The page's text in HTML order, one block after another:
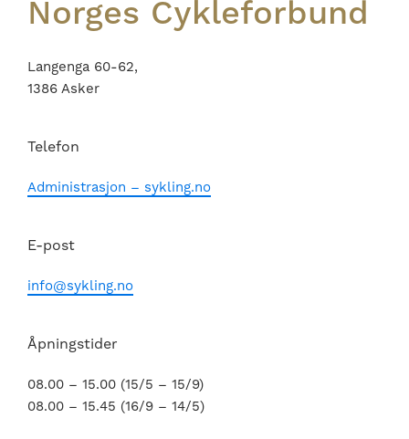
Norges Cykleforbund
Langenga 60-62,
1386 Asker
Telefon
Administrasjon – sykling.no
E-post
info@sykling.no
Åpningstider
08.00 – 15.00 (15/5 – 15/9)
08.00 – 15.45 (16/9 – 14/5)